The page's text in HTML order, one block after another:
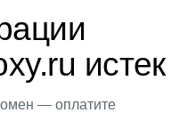
истек
— оплатите